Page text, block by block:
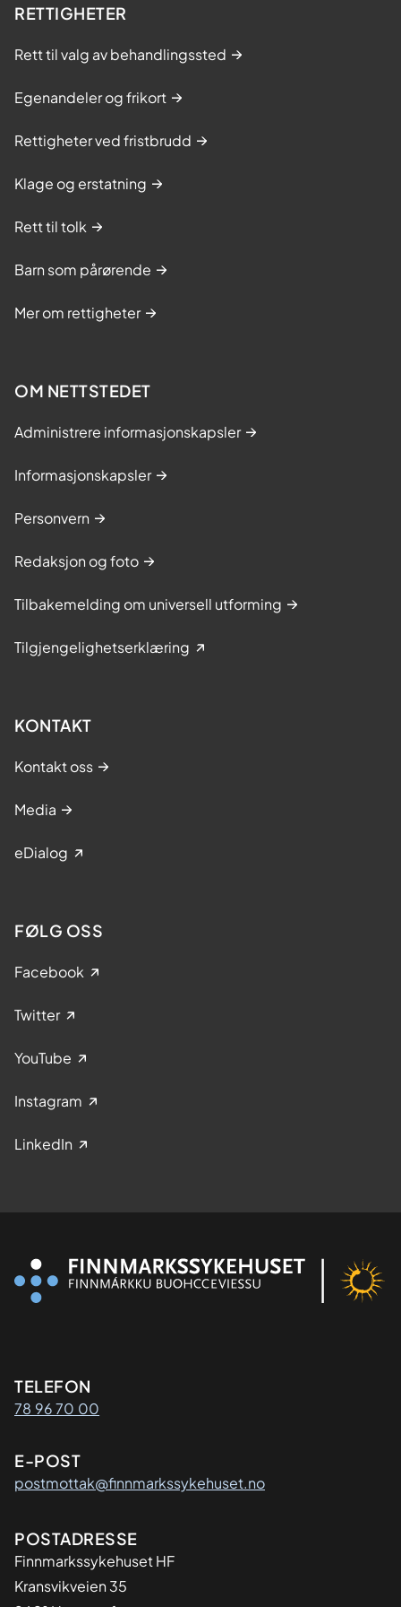
RETTIGHETER
Rett til valg av behandlingssted
Egenandeler og frikort
Rettigheter ved fristbrudd
Klage og erstatning
Rett til tolk
Barn som pårørende
Mer om rettigheter
OM NETTSTEDET
Administrere informasjonskapsler
Informasjonskapsler
Personvern
Redaksjon og foto
Tilbakemelding om universell utforming
Tilgjengelighetserklæring
KONTAKT
Kontakt oss
Media
eDialog
FØLG OSS
Facebook
Twitter
YouTube
Instagram
LinkedIn
Kontaktinformasjon
TELEFON
78 96 70 00
E-POST
postmottak@finnmarkssykehuset.no
Adresse
POSTADRESSE
Finnmarkssykehuset HF
Kransvikveien 35